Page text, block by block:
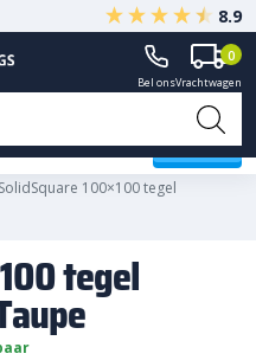
Gegarandeerd A-kwaliteit
8.9
Bel onsVrachtwagen
0
SolidSquare 100×100 tegel
tegel
tegel